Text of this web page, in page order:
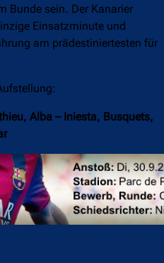
Bunde sein. Der Kanarier
Einsatzminute und
am prädestiniertesten für
Alba – Iniesta, Busquets,